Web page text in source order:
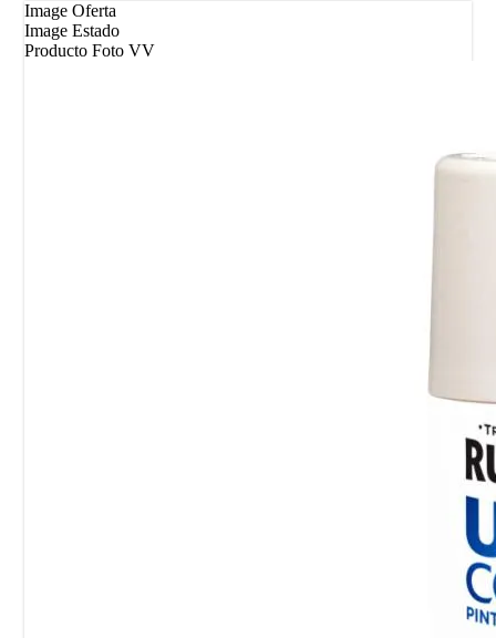
Image Oferta
Image Estado
Producto Foto VV